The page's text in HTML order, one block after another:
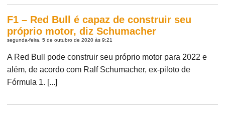
F1 – Red Bull é capaz de construir seu
próprio motor, diz Schumacher
segunda-feira, 5 de outubro de 2020 às 9:21
A Red Bull pode construir seu próprio motor para 2022 e
além, de acordo com Ralf Schumacher, ex-piloto de
Fórmula 1. [...]